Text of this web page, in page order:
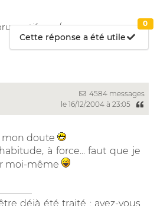
Cette réponse a été utile
0
4584 messages
le 16/12/2004 à 23:05
mon doute
à force... faut que je
moi-même
déjà été traité : avez-vous